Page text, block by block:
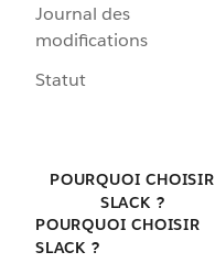
Journal des
modifications
Statut
POURQUOI CHOISIR
SLACK ?
POURQUOI CHOISIR
SLACK ?